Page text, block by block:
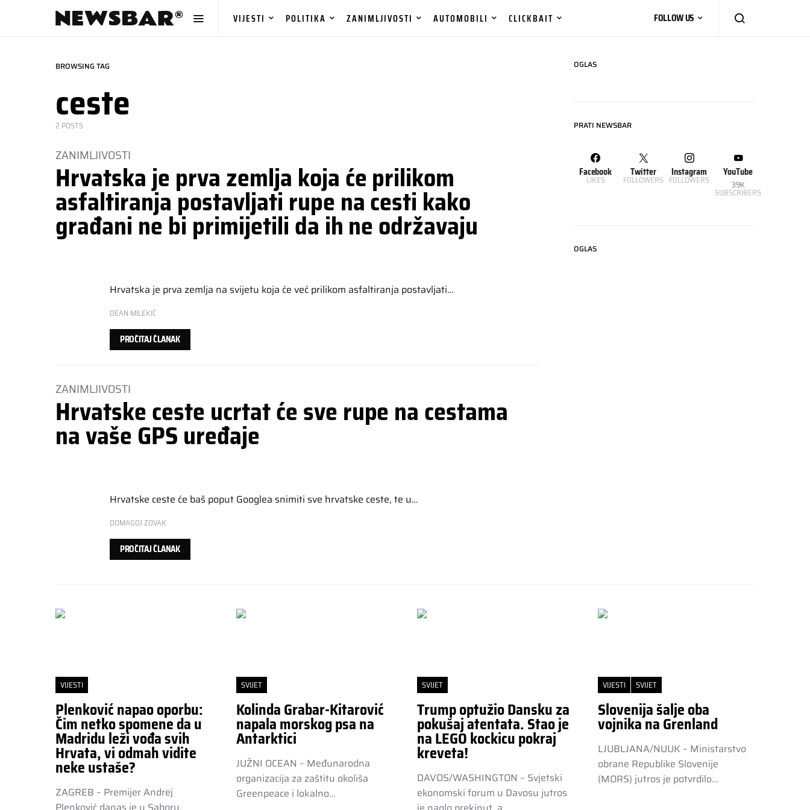
VIJESTI POLITIKA ZANIMLJIVOSTI AUTOMOBILI CLICKBAIT FOLLOW US
BROWSING TAG
ceste
2 POSTS
ZANIMLJIVOSTI
Hrvatska je prva zemlja koja će prilikom
asfaltiranja postavljati rupe na cesti kako
građani ne bi primijetili da ih ne održavaju
Hrvatska je prva zemlja na svijetu koja će već prilikom asfaltiranja postavljati…
DEAN MILEKIĆ
PROČITAJ ČLANAK
ZANIMLJIVOSTI
Hrvatske ceste ucrtat će sve rupe na cestama
na vaše GPS uređaje
Hrvatske ceste će baš poput Googlea snimiti sve hrvatske ceste, te u…
DOMAGOJ ZOVAK
PROČITAJ ČLANAK
OGLAS
PRATI NEWSBAR
Facebook
LIKES
Twitter
FOLLOWERS
Instagram
FOLLOWERS
YouTube
39K
SUBSCRIBERS
OGLAS
VIJESTI
Plenković napao oporbu:
Čim netko spomene da u
Madridu leži vođa svih
Hrvata, vi odmah vidite
neke ustaše?
ZAGREB – Premijer Andrej
SVIJET
Kolinda Grabar-Kitarović
napala morskog psa na
Antarktici
JUŽNI OCEAN – Međunarodna
organizacija za zaštitu okoliša
Greenpeace i lokalno…
SVIJET
Trump optužio Dansku za
pokušaj atentata. Stao je
na LEGO kockicu pokraj
kreveta!
DAVOS/WASHINGTON – Svjetski
ekonomski forum u Davosu jutros
VIJESTI SVIJET
Slovenija šalje oba
vojnika na Grenland
LJUBLJANA/NUUK – Ministarstvo
obrane Republike Slovenije
(MORS) jutros je potvrdilo…